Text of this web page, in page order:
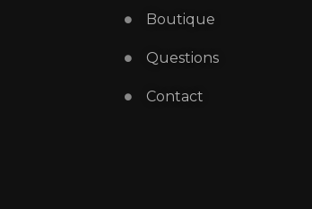
Boutique
Questions
Contact